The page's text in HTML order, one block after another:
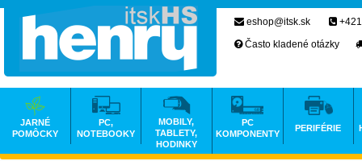
eshop@itsk.sk
Často kladené otázky
JARNÉ
POMÔCKY
PC,
NOTEBOOKY
MOBILY,
TABLETY,
HODINKY
PC
KOMPONENTY
PERIFÉRIE